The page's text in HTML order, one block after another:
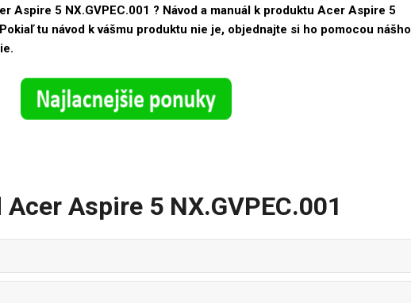
Aspire 5 NX.GVPEC.001 ? Návod a manuál k produktu Acer Aspire 5
tu návod k vášmu produktu nie je, objednajte si ho pomocou nášho
Aspire 5 NX.GVPEC.001